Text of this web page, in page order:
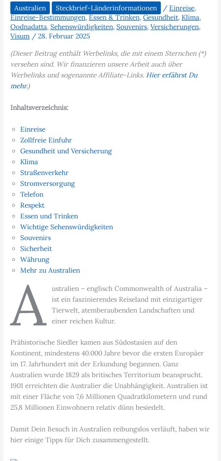
Australien Steckbrief-Länderinformationen /Einreise,
Einreise-Bestimmungen,Essen & Trinken,Gesundheit,Klima,
Oodnadatta,Sehenswürdigkeiten,Souvenirs,Versicherungen,
Visum /28. Februar 2025
(Dieser Beitrag enthält Werbelinks, die mit einem Sternchen (*)
versehen sind. Wir finanzieren unsere Arbeit auch über
Werbelinks und sogenannte Affiliate-Links. Hier erfährst Du
mehr.)
Inhaltsverzeichnis:
Einreise
Zollfreie Einfuhr
Gesundheit und Versicherung
Klima
Straßenverkehr
Stromversorgung
Telefon
Respekt
Essen und Trinken
Wichtige Sehenswürdigkeiten
Souvenirs
Sicherheit
Währung
Mehr zu Australien
A
ustralien – englisch Commonwealth of Australia –
ist ein faszinierendes Reiseland mit einzigartiger
Tierwelt, atemberaubenden Landschaften und
einer reichen Kultur.
Prähistorische Siedler kamen aus Südostasien auf den
Kontinent, mindestens 40.000 Jahre bevor die ersten Europäer
im 17. Jahrhundert mit der Erkundung begannen. Ganz
Australien wurde 1829 als britisches Territorium beansprucht.
1901 erreichten die Australier die Unabhängigkeit. Australien ist
mit einer Fläche von 7,6 Millionen Quadratkilometern und rund
25,8 Millionen Einwohnern relativ dünn besiedelt.
Damit Dein Besuch in Australien reibungslos verläuft, haben wir
hier einige Tipps für Dich zusammengestellt.